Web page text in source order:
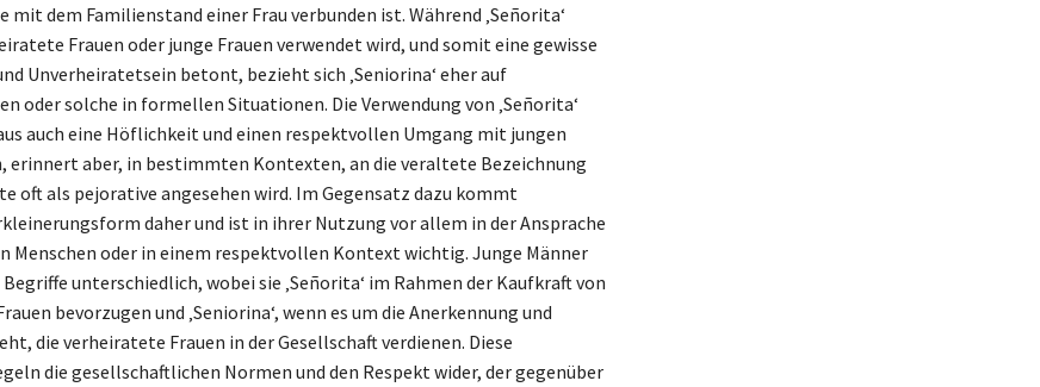
mit dem Familienstand einer Frau verbunden ist. Während ‚Señorita‘
Frauen oder junge Frauen verwendet wird, und somit eine gewisse
Unverheiratetsein betont, bezieht sich ‚Seniorina‘ eher auf
oder solche in formellen Situationen. Die Verwendung von ‚Señorita‘
auch eine Höflichkeit und einen respektvollen Umgang mit jungen
erinnert aber, in bestimmten Kontexten, an die veraltete Bezeichnung
oft als pejorative angesehen wird. Im Gegensatz dazu kommt
daher und ist in ihrer Nutzung vor allem in der Ansprache
Menschen oder in einem respektvollen Kontext wichtig. Junge Männer
unterschiedlich, wobei sie ‚Señorita‘ im Rahmen der Kaufkraft von
bevorzugen und ‚Seniorina‘, wenn es um die Anerkennung und
die verheiratete Frauen in der Gesellschaft verdienen. Diese
die gesellschaftlichen Normen und den Respekt wider, der gegenüber